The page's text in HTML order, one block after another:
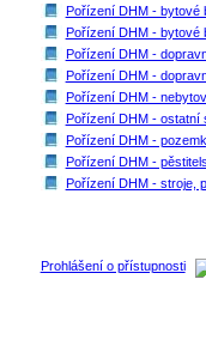
Pořízení DHM - bytové
Pořízení DHM - bytové
Pořízení DHM -
Pořízení DHM -
Pořízení DHM -
Pořízení DHM - ostatní
Pořízení DHM -
Pořízení DHM -
Pořízení DHM - stroje,
Prohlášení o přístupnosti